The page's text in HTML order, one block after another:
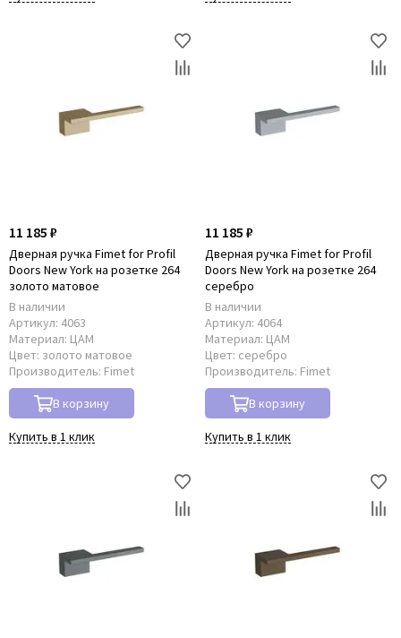
11 185 ₽
Дверная ручка Fimet for Рrofil
Doors New York на розетке 264
золото матовое
В наличии
Артикул: 4063
Материал: ЦАМ
Цвет: золото матовое
Производитель: Fimet
В корзину
Купить в 1 клик
11 185 ₽
Дверная ручка Fimet for Рrofil
Doors New York на розетке 264
серебро
В наличии
Артикул: 4064
Материал: ЦАМ
Цвет: серебро
Производитель: Fimet
В корзину
Купить в 1 клик